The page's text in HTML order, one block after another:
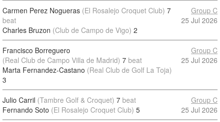
Carmen Perez Nogueras (El Rosalejo Croquet Club) 7
beat
Charles Bruzon (Club de Campo de Vigo) 2
Group C
25 Jul 2026
Francisco Borreguero
(Real Club de Campo Villa de Madrid) 7 beat
Marta Fernandez-Castano (Real Club de Golf La Toja)
3
Group C
25 Jul 2026
Julio Carril (Tambre Golf & Croquet) 7 beat
Fernando Soto (El Rosalejo Croquet Club) 5
Group C
25 Jul 2026